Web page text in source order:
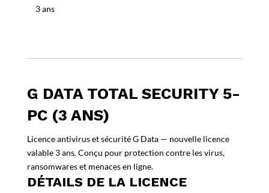
Ans)
3 ans
G DATA TOTAL SECURITY 5-
PC (3 ANS)
Licence antivirus et sécurité G Data — nouvelle licence
valable 3 ans. Conçu pour protection contre les virus,
ransomwares et menaces en ligne.
DÉTAILS DE LA LICENCE